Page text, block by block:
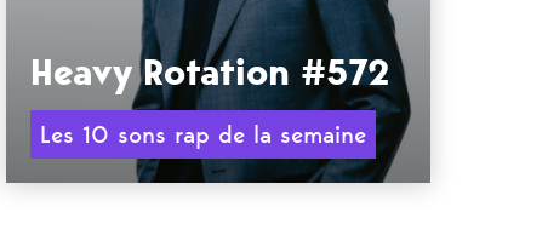
Heavy Rotation #572
Les 10 sons rap de la semaine